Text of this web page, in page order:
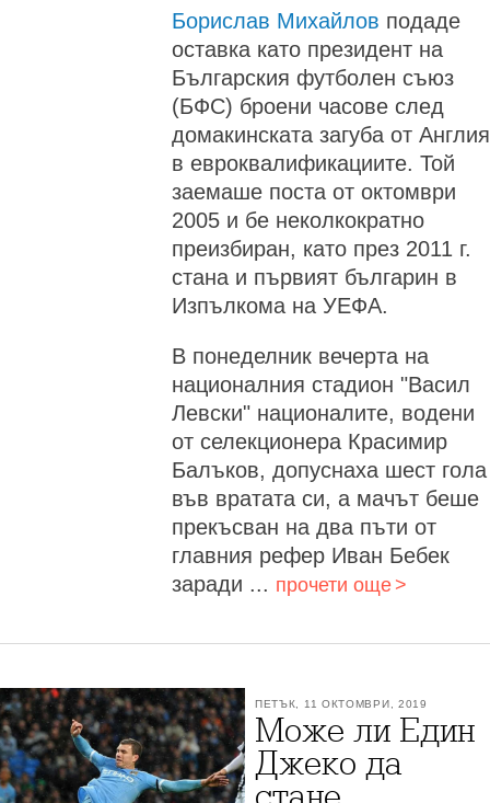
Борислав Михайлов подаде
оставка като президент на
Българския футболен съюз
(БФС) броени часове след
домакинската загуба от Англия
в евроквалификациите. Той
заемаше поста от октомври
2005 и бе неколкократно
преизбиран, като през 2011 г.
стана и първият българин в
Изпълкома на УЕФА.
В понеделник вечерта на
националния стадион "Васил
Левски" националите, водени
от селекционера Красимир
Балъков, допуснаха шест гола
във вратата си, а мачът беше
прекъсван на два пъти от
главния рефер Иван Бебек
заради ... прочети още
ПЕТЪК, 11 ОКТОМВРИ, 2019
Може ли Един
Джеко да